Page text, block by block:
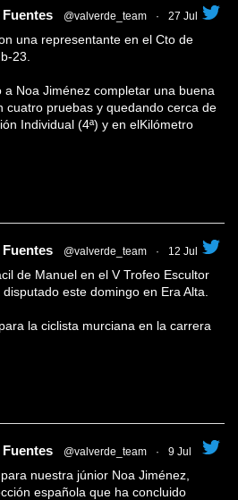
@valverde_team · 27 Jul
una representante en el Cto de
23.
a Noa Jiménez completar una buena
cuatro pruebas y quedando cerca de
Individual (4ª) y en elKilómetro
@valverde_team · 12 Jul
de Manuel en el V Trofeo Escultor
este domingo en Era Alta.
la ciclista murciana en la carrera
@valverde_team · 9 Jul
nuestra júnior Noa Jiménez,
española que ha concluido